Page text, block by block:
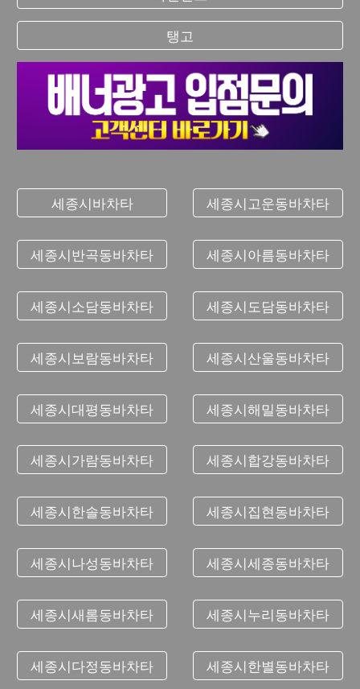
탱고
세종시바차타
세종시반곡동바차타
세종시소담동바차타
세종시보람동바차타
세종시대평동바차타
세종시가람동바차타
세종시한솔동바차타
세종시나성동바차타
세종시새롬동바차타
세종시다정동바차타
세종시고운동바차타
세종시아름동바차타
세종시도담동바차타
세종시산울동바차타
세종시해밀동바차타
세종시합강동바차타
세종시집현동바차타
세종시세종동바차타
세종시누리동바차타
세종시한별동바차타